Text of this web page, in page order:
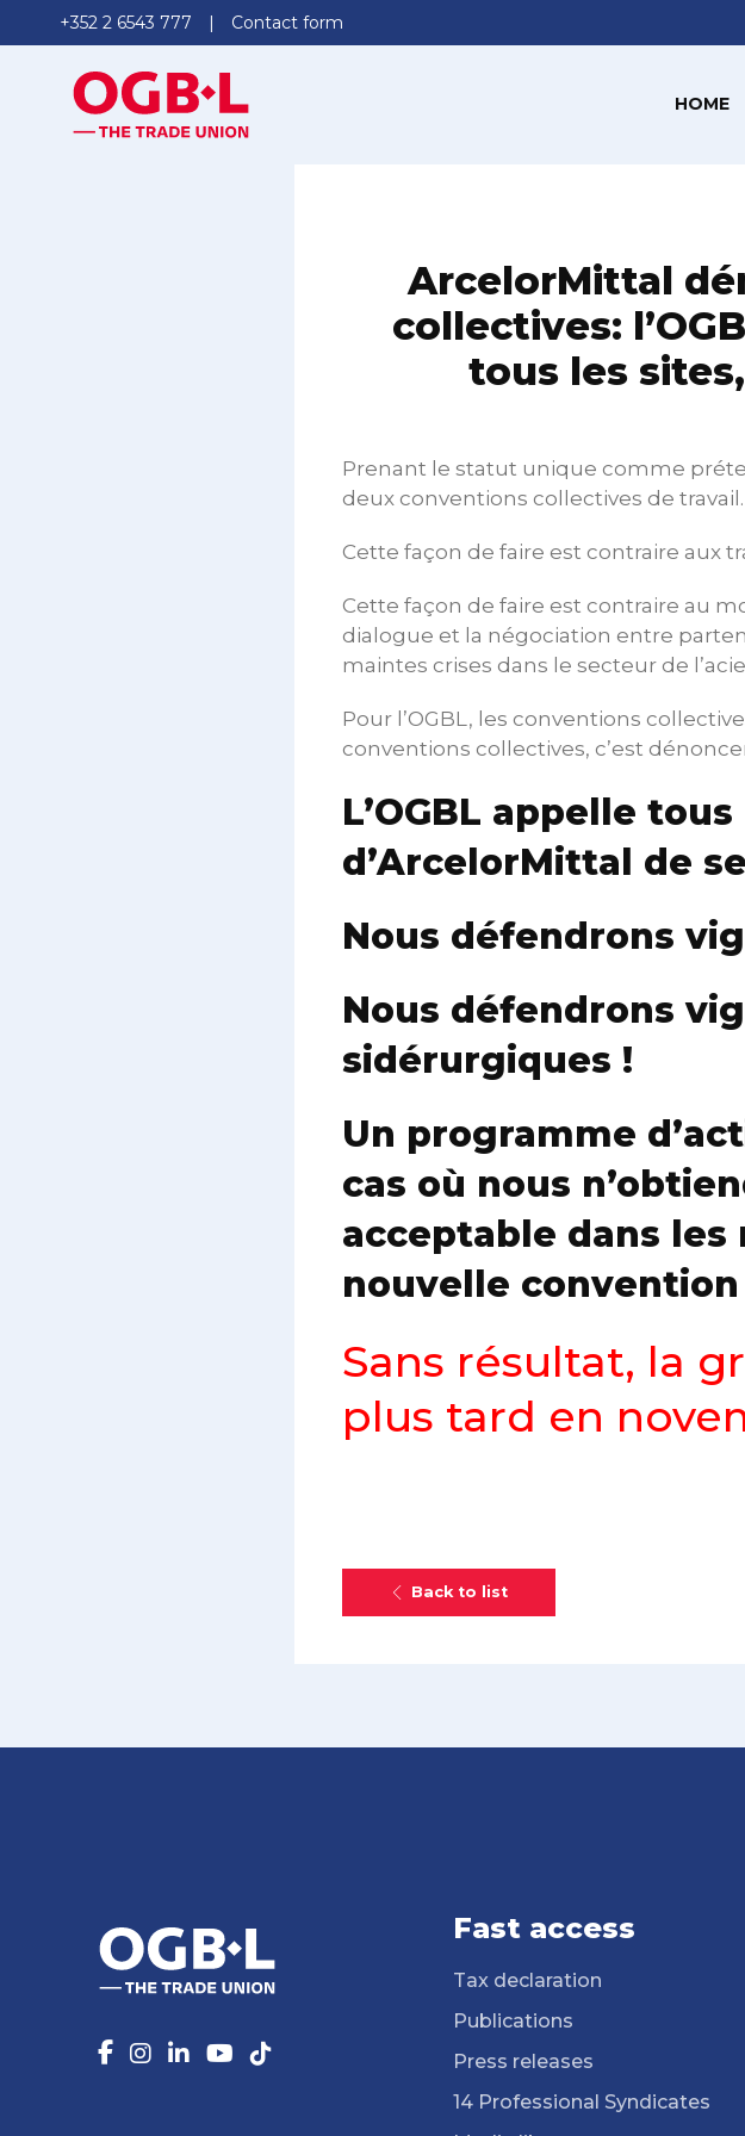
+352 2 6543 777 Contact form
HOME
ArcelorMittal
collectives:
tous les
Prenant le statut unique comme
deux conventions collectives de travail.
Cette façon de faire est contraire aux
Cette façon de faire est contraire au
dialogue et la négociation entre
maintes crises dans le secteur de
Pour l’OGBL, les conventions
conventions collectives, c’est
L’OGBL appelle
d’ArcelorMittal de
Nous défendrons
Nous défendrons
sidérurgiques !
Un programme
cas où nous
acceptable dans les
nouvelle
Sans résultat, la
plus tard en
Back to list
Fast access
Tax declaration
Publications
Press releases
14 Professional Syndicates